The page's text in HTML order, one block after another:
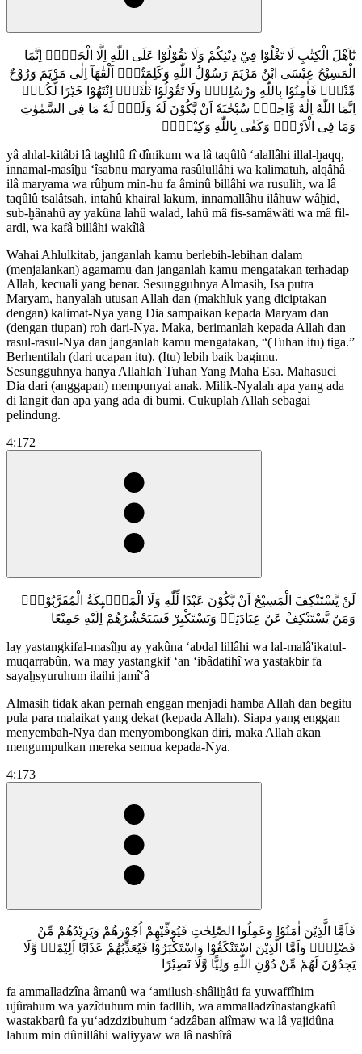
يٰٓاَهْلَ الْكِتٰبِ لَا تَغْلُوْا فِيْ دِيْنِكُمْ وَلَا تَقُوْلُوْا عَلَى اللّٰهِ اِلَّا الْحَقَّۗ اِنَّمَا
الْمَسِيْحُ عِيْسَى ابْنُ مَرْيَمَ رَسُوْلُ اللّٰهِ وَكَلِمَتُهٗۚ اَلْقٰهَآ اِلٰى مَرْيَمَ وَرُوْحٌ
مِّنْهُۖ فَاٰمِنُوْا بِاللّٰهِ وَرُسُلِهٖۗ وَلَا تَقُوْلُوْا ثَلٰثَةٌۗ اِنْتَهُوْا خَيْرًا لَّكُمْۗ
اِنَّمَا اللّٰهُ اِلٰهٌ وَّاحِدٌۗ سُبْحٰنَهٗٓ اَنْ يَّكُوْنَ لَهٗ وَلَدٌۘ لَهٗ مَا فِى السَّمٰوٰتِ
وَمَا فِى الْاَرْضِۗ وَكَفٰى بِاللّٰهِ وَكِيْلًاࣖ
yâ ahlal-kitâbi lâ taghlû fî dînikum wa lâ taqûlû ‘alallâhi illal-ḫaqq,
innamal-masîḫu ‘îsabnu maryama rasûlullâhi wa kalimatuh, alqâhâ
ilâ maryama wa rûḫum min-hu fa âminû billâhi wa rusulih, wa lâ
taqûlû tsalâtsah, intahû khairal lakum, innamallâhu ilâhuw wâḫid,
sub-ḫânahû ay yakûna lahû walad, lahû mâ fis-samâwâti wa mâ fil-
ardl, wa kafâ billâhi wakîlâ
Wahai Ahlulkitab, janganlah kamu berlebih-lebihan dalam
(menjalankan) agamamu dan janganlah kamu mengatakan terhadap
Allah, kecuali yang benar. Sesungguhnya Almasih, Isa putra
Maryam, hanyalah utusan Allah dan (makhluk yang diciptakan
dengan) kalimat-Nya yang Dia sampaikan kepada Maryam dan
(dengan tiupan) roh dari-Nya. Maka, berimanlah kepada Allah dan
rasul-rasul-Nya dan janganlah kamu mengatakan, “(Tuhan itu) tiga.”
Berhentilah (dari ucapan itu). (Itu) lebih baik bagimu.
Sesungguhnya hanya Allahlah Tuhan Yang Maha Esa. Mahasuci
Dia dari (anggapan) mempunyai anak. Milik-Nyalah apa yang ada
di langit dan apa yang ada di bumi. Cukuplah Allah sebagai
pelindung.
4:172
لَنْ يَّسْتَنْكِفَ الْمَسِيْحُ اَنْ يَّكُوْنَ عَبْدًا لِّلّٰهِ وَلَا الْمَلٰۤىِٕكَةُ الْمُقَرَّبُوْنَۗ
وَمَنْ يَّسْتَنْكِفْ عَنْ عِبَادَتِهٖ وَيَسْتَكْبِرْ فَسَيَحْشُرُهُمْ اِلَيْهِ جَمِيْعًا
lay yastangkifal-masîḫu ay yakûna ‘abdal lillâhi wa lal-malâ'ikatul-
muqarrabûn, wa may yastangkif ‘an ‘ibâdatihî wa yastakbir fa
sayaḫsyuruhum ilaihi jamî‘â
Almasih tidak akan pernah enggan menjadi hamba Allah dan begitu
pula para malaikat yang dekat (kepada Allah). Siapa yang enggan
menyembah-Nya dan menyombongkan diri, maka Allah akan
mengumpulkan mereka semua kepada-Nya.
4:173
فَاَمَّا الَّذِيْنَ اٰمَنُوْا وَعَمِلُوا الصّٰلِحٰتِ فَيُوَفِّيْهِمْ اُجُوْرَهُمْ وَيَزِيْدُهُمْ مِّنْ
فَضْلِهٖۚ وَاَمَّا الَّذِيْنَ اسْتَنْكَفُوْا وَاسْتَكْبَرُوْا فَيُعَذِّبُهُمْ عَذَابًا اَلِيْمًاۙ وَّلَا
يَجِدُوْنَ لَهُمْ مِّنْ دُوْنِ اللّٰهِ وَلِيًّا وَّلَا نَصِيْرًا
fa ammalladzîna âmanû wa ‘amilush-shâliḫâti fa yuwaffîhim
ujûrahum wa yazîduhum min fadllih, wa ammalladzînastangkafû
wastakbarû fa yu‘adzdzibuhum ‘adzâban alîmaw wa lâ yajidûna
lahum min dûnillâhi waliyyaw wa lâ nashîrâ